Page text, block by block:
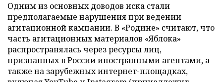
Одним из основных доводов иска стали
предполагаемые нарушения при ведении
агитационной кампании. В «Родине» считают, что
часть агитационных материалов «Яблока»
распространялась через ресурсы лиц,
признанных в России иностранными агентами, а
также на зарубежных интернет-площадках,